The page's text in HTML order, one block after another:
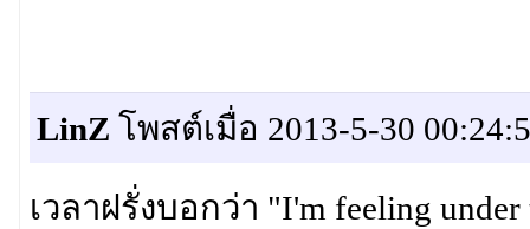
LinZ โพสต์เมื่อ 2013-5-30
เวลาฝรั่งบอกว่า "I'm feeling